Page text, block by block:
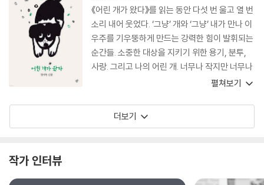
의 손을 꽉 잡고 싶은 마음이 드는 건 너무 당연한
일이리라.
《어린 개가 왔다》를 읽는 동안 다섯 번 울고 열 번
소리 내어 웃었다. ‘그냥’ 개와 ‘그냥’ 내가 만나 이
우주를 기우뚱하게 만드는 강력한 힘이 발휘되는
순간들. 소중한 대상을 지키기 위한 용기, 분투,
사랑. 그리고 나의 어린 개. 너무나 작지만 너무나
크고, 너무나 크지만 너무나 작은 어린 개를 만나
해준다는 이 문장이 뻔한가? 하지만 나는 지금 이
것보다 적절한 표현을 찾을 수가 없다. 왜 아니겠
펼쳐보기
더보기
작가 인터뷰